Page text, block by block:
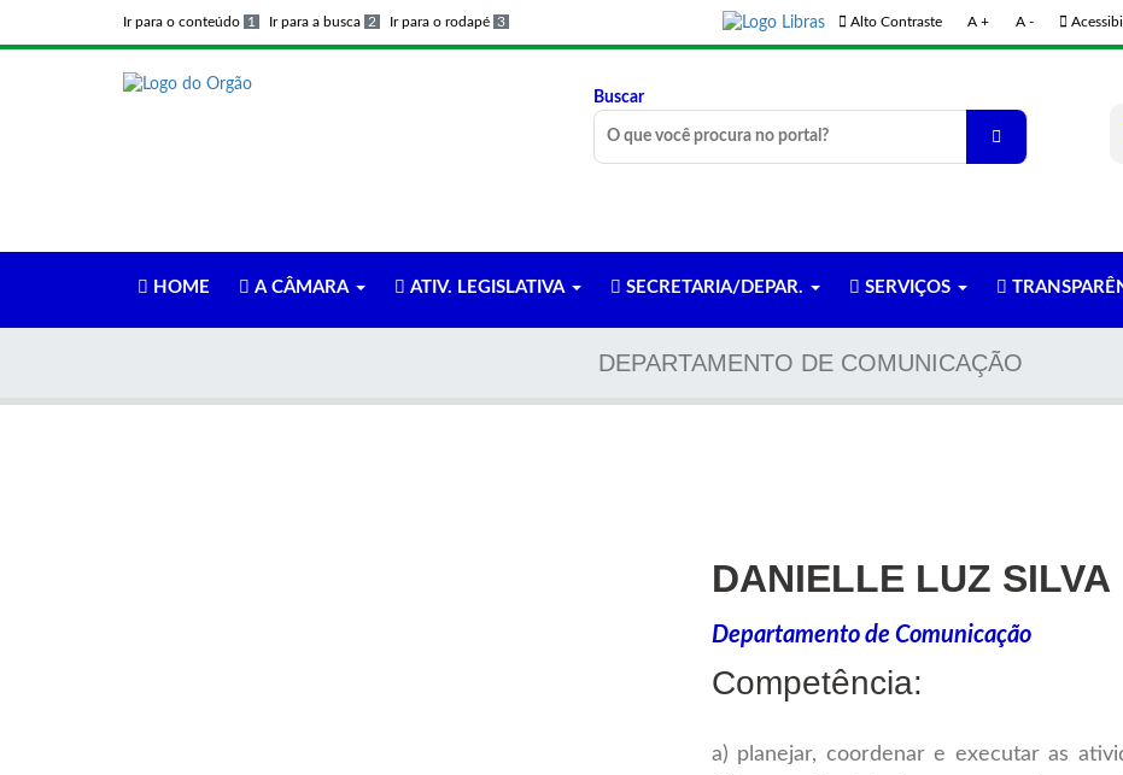
Ir para o conteúdo 1 Ir para a busca 2 Ir para o rodapé 3 Alto Contraste A + A -
Buscar
HOME A CÂMARA ATIV. LEGISLATIVA SECRETARIA/DEPAR. SERVIÇOS
DEPARTAMENTO DE COMUNICAÇÃO
DANIELLE LUZ SILVA
Departamento de Comunicação
Competência:
a) planejar, coordenar e executar as